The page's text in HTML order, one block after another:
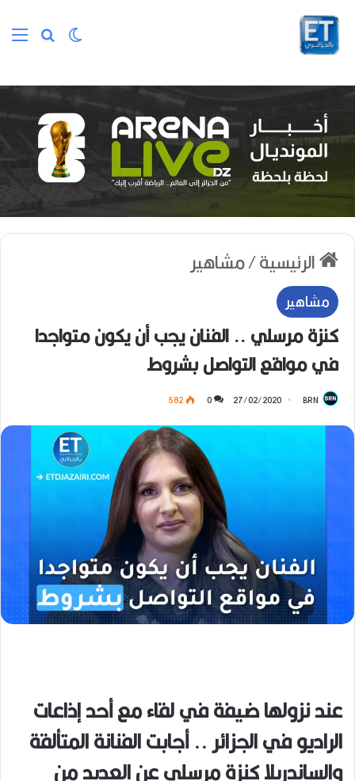
بحث عن
الوضع المظلم
الرئيسية/مشاهير
مشاهير
كنزة مرسلي .. الفنان يجب أن يكون متواجدا
في مواقع التواصل بشروط
BRN
27/02/2020
0
582
عند نزولها ضيفة في لقاء مع أحد إذاعات
الراديو في الجزائر .. أجابت الفنانة المتألقة
والساندريلا كنزة مرسلي عن العديد من